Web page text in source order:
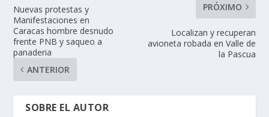
Nuevas protestas y
Manifestaciones en
Caracas hombre desnudo
frente PNB y saqueo a
panaderia
ANTERIOR
PRÓXIMO
Localizan y recuperan
avioneta robada en Valle de
la Pascua
SOBRE EL AUTOR